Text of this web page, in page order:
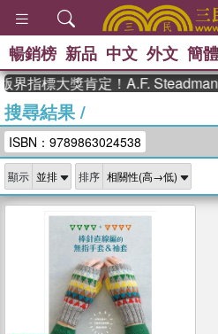
父親節
念華 、
孩：黎
暢銷榜 新品 中文 外文 簡體
界指標大獎肯定！A.F.
搜尋結果/
ISBN：9789863024538
顯示 排序